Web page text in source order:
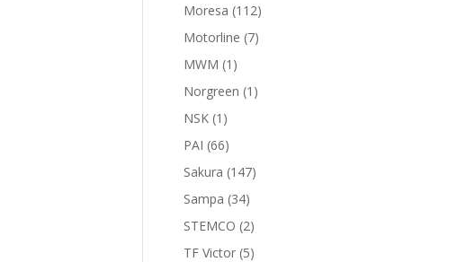
Moresa 112112
productos
Motorline 77
MWM 1 1
producto
Norgreen 1 1
NSK 1 1
producto
PAI 6666
productos
Sakura 147147
Sampa 3434
productos
STEMCO 22
productos
TF Victor 55